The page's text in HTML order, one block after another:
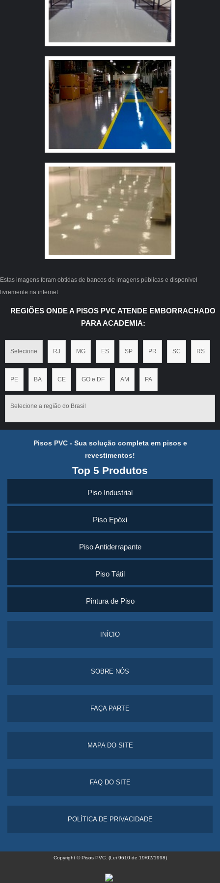
geração. GARANTIA DE QUALIDADE COMPROVADA
Na Master Tapetes existem as melhores variedades no
segmento quando o assunto for piso de borracha preço .
Prezando pelo que há de mais moderno, traz inovações
e variedades em tapete vinil personalizado e piso
laminado de PVC. Tem rótulo de comprometida com os
serviços e altamente qualificada, características
possíveis pelo fato de a empresa ter escritório de alta
qualidade onde são realizadas as atividades e moderna
tecnologia na fabricação dos produtos. Esses fatores,
unidos a um time de equipe multidisciplinar de
consultores associados e funcionários eficientes, fecham
todo o ciclo de entrega com excelência para toda a
carteira de clientes.
Estas imagens foram obtidas de bancos de imagens públicas e disponível
livremente na internet
REGIÕES ONDE A PISOS PVC ATENDE EMBORRACHADO
PARA ACADEMIA:
Selecione RJ MG ES SP PR SC RS
PE BA CE GO e DF AM PA
Selecione a região do Brasil
Pisos PVC - Sua solução completa em pisos e
revestimentos!
Top 5 Produtos
Piso Industrial
Piso Epóxi
Piso Antiderrapante
Piso Tátil
Pintura de Piso
INÍCIO
SOBRE NÓS
FAÇA PARTE
MAPA DO SITE
FAQ DO SITE
POLÍTICA DE PRIVACIDADE
Copyright © Pisos PVC. (Lei 9610 de 19/02/1998)